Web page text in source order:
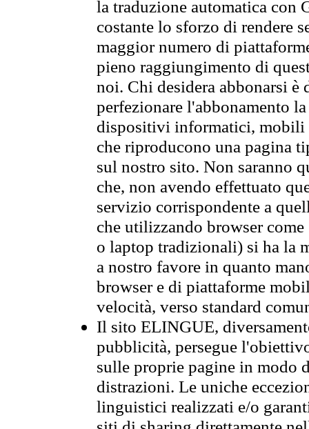
la traduzione automatica con
costante lo sforzo di rendere
maggior numero di
pieno raggiungimento di
noi. Chi desidera abbonarsi
perfezionare l'abbonamento
dispositivi informatici, mobili
che riproducono una pagina
sul nostro sito. Non saranno
che, non avendo effettuato
servizio corrispondente a
che utilizzando browser
o laptop tradizionali) si ha la
a nostro favore in quanto
browser e di piattaforme
velocità, verso standard
Il sito ELINGUE,
pubblicità, persegue
sulle proprie pagine in modo
distrazioni. Le uniche
linguistici realizzati e/o